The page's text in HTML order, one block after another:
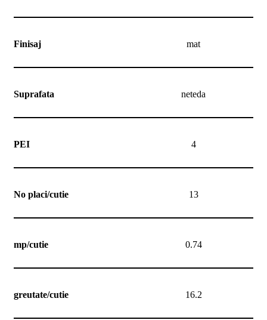
Finisaj mat
Suprafata neteda
PEI 4
No placi/cutie 13
mp/cutie 0.74
greutate/cutie 16.2